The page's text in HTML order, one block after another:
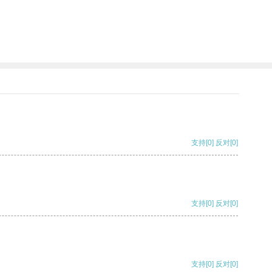
支持[0] 反对[0]
支持[0] 反对[0]
支持[0] 反对[0]